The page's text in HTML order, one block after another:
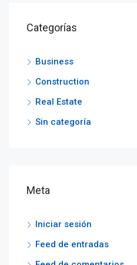
Categorías
Business
Construction
Real Estate
Sin categoría
Meta
Iniciar sesión
Feed de entradas